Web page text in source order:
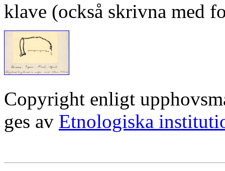
klave (också skrivna med
Copyright enligt
ges av Etnologiska